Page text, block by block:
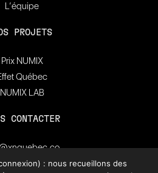
L’équipe
PROJETS
Prix NUMIX
Québec
NUMIX LAB
CONTACTER
de presse: nous recueillons des